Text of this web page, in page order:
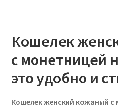
Кошелек
с монетницей
это удобно и
Кошелек женский кожаный с